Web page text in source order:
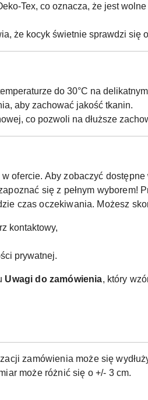
Tex, co oznacza, że jest
że kocyk świetnie sprawdzi się
do 30°C na
aby zachować jakość tkanin.
co pozwoli na dłuższe
ofercie. Aby zobaczyć
się z pełnym wyborem!
czas oczekiwania. Możesz
kontaktowy,
prywatnej.
Uwagi do zamówienia, który
zamówienia może się
może różnić się o +/- 3 cm.